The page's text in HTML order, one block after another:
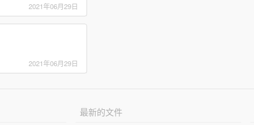
2021年06月29日
2021年06月29日
最新的文件